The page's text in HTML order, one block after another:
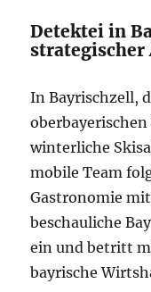
Detektei in
strategischer
In Bayrischzell,
winterliche
mobile Team
Gastronomie
beschauliche
ein und betritt
bayrische